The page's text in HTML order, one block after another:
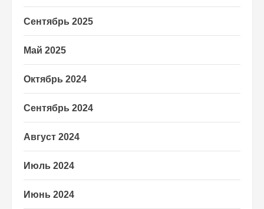
Сентябрь 2025
Май 2025
Октябрь 2024
Сентябрь 2024
Август 2024
Июль 2024
Июнь 2024